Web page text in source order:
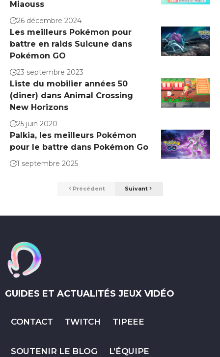
Miaouss
26 décembre 2024
Les meilleurs Pokémon pour
battre en raids Suicune dans
Pokémon GO
23 septembre 2023
Liste du mobilier années 50
(diner) dans Animal Crossing
New Horizons
25 juin 2020
Palkia, les meilleurs Pokémon
pour le battre dans Pokémon Go
1 septembre 2025
Précédent Suivant
GUIDES ET ACTUALITÉS JEUX VIDÉO
CONTACT TWITCH TIPEEE
SOUTENIR LE BLOG L’ÉQUIPE